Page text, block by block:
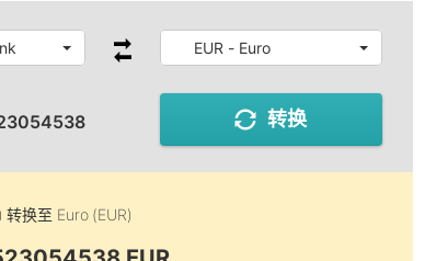
EUR - Euro
转换
转换至 Euro (EUR)